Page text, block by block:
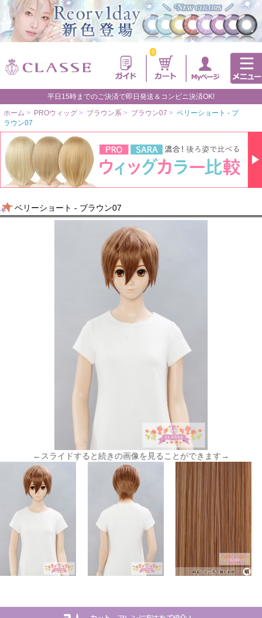
0
平日15時までのご決済で即日発送＆コンビニ決済OK!
ホーム > PROウィッグ > ブラウン系 > ブラウン07 > ベリーショート - ブ
ラウン07
ベリーショート - ブラウン07
←スライドすると続きの画像を見ることができます→